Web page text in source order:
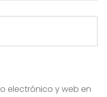
electrónico y web en